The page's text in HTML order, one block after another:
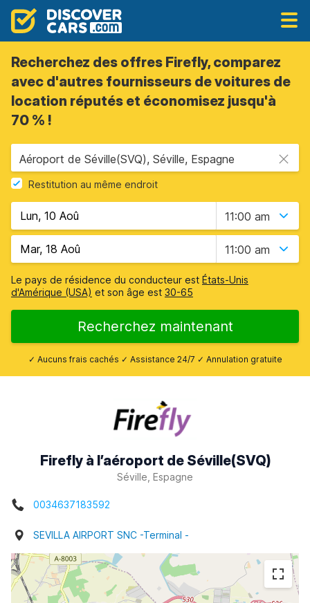
Recherchez des offres Firefly, comparez
avec d'autres fournisseurs de voitures de
location réputés et économisez jusqu'à
70 % !
Aéroport de Séville(SVQ), Séville, Espagne
Restitution au même endroit
11:00 am
11:00 am
Le pays de résidence du conducteur est États-Unis
d'Amérique (USA) et son âge est 30-65
Recherchez maintenant
✓ Aucuns frais cachés ✓ Assistance 24/7 ✓ Annulation gratuite
Firefly à l’aéroport de Séville(SVQ)
Séville, Espagne
0034637183592
SEVILLA AIRPORT SNC -Terminal -